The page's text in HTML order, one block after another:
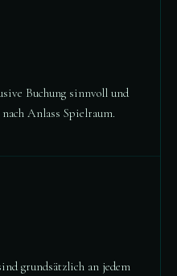
Buchung sinnvoll und
Anlass Spielraum.
grundsätzlich an jedem